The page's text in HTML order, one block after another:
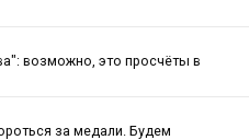
возможно, это просчёты в
за медали. Будем